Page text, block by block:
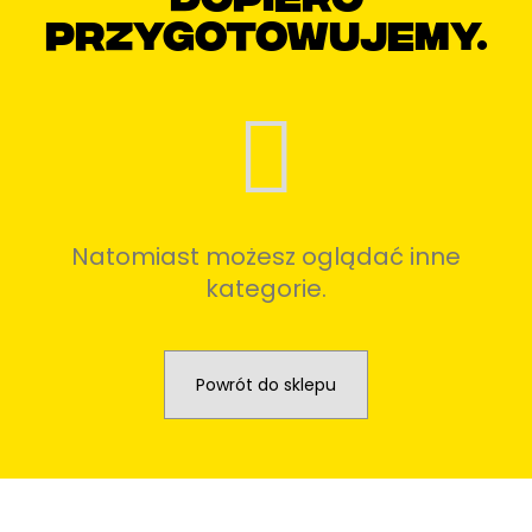
przygotowujemy.
Natomiast możesz oglądać inne
kategorie.
Powrót do sklepu